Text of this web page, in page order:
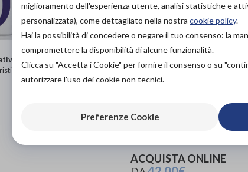
e potrebbe non
del prodotto.
Lavabili e riutilizzabili.
Confezione 1 paio.
PROVA E ACQUISTA IN
NEGOZIO
PROVA E NOLEGGIA IN
NEGOZIO
NON DISPONIBILE
ACQUISTA ONLINE
miglioramento dell'esperienza utente, analisi statistiche e
personalizzata), come dettagliato nella nostra cookie policy.
Hai la possibilità di concedere o negare il tuo consenso: la
compromettere la disponibilità di alcune funzionalità.
Clicca su "Accetta i Cookie" per fornire il consenso o su
autorizzare l'uso dei cookie non tecnici.
Preferenze Cookie